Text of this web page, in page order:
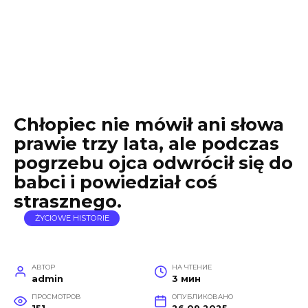
Chłopiec nie mówił ani słowa
prawie trzy lata, ale podczas
pogrzebu ojca odwrócił się do
babci i powiedział coś
strasznego.
ŻYCIOWE HISTORIE
АВТОР
admin
НА ЧТЕНИЕ
3 мин
ПРОСМОТРОВ ОПУБЛИКОВАНО